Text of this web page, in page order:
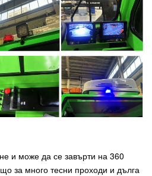
и може да се завърти на 360
за много тесни проходи и дълга